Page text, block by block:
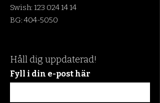
Swish: 123 024 14 14
BG:404-5050
Håll dig uppdaterad!
Fyll i din e-post här